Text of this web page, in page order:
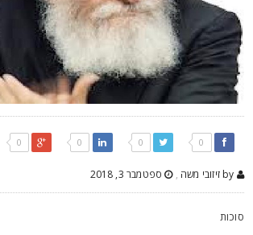
, ספטמבר 3, 2018